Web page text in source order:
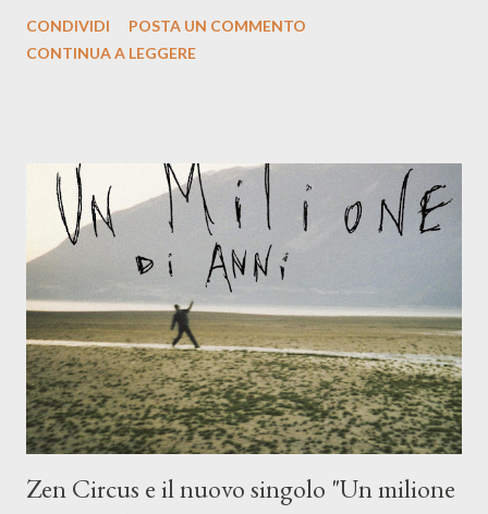
indubbiamente matura e consapevole oltre che con ottimi
Dicevamo. Ed è da qui che il nostro inizia questo concept
musicale, con " Che ora è" , raccontando la separazione dalla
moglie, del senso di sconfitta e del caldo afoso che opprime,
giusta condizione di sopraffazione: "Non so che ora è, che giorno
è, di questa estate che...". E' raro fare uscire come singolo una
cover, ma...
CONDIVIDI
POSTA UN COMMENTO
CONTINUA A LEGGERE
Zen Circus e il nuovo singolo "Un milione